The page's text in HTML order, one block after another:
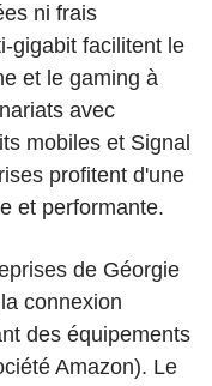
ni frais
gigabit facilitent le
et le gaming à
avec
mobiles et Signal
profitent d'une
et performante.
de Géorgie
connexion
des équipements
Amazon). Le